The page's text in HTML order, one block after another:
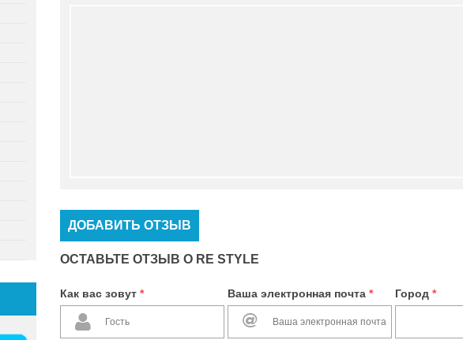
ДОБАВИТЬ ОТЗЫВ
ОСТАВЬТЕ ОТЗЫВ О RE STYLE
Как вас зовут * Ваша электронная почта * Город *